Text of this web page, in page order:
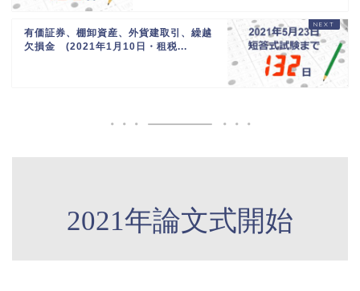
有価証券、棚卸資産、外貨建取引、繰越
欠損金 (2021年1月10日・租税...